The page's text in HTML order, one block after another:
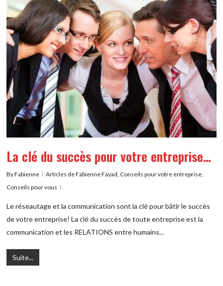
La clé du succès pour votre entreprise…
ByFabienne Articles de Fabienne Fayad Conseils pour votre entreprise
Conseils pour vous
Le réseautage et la communication sont la clé pour bâtir le succès
de votre entreprise! La clé du succès de toute entreprise est la
communication et les RELATIONS entre humains…
Suite...